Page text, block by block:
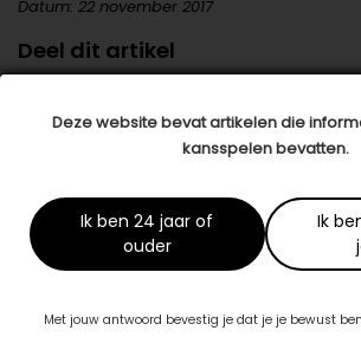
Deze website bevat artikelen die
kansspelen bevatten.
Ik ben 24 jaar of
ouder
Ik
Met jouw antwoord bevestig je dat je je bewust
Datum: 22 november 2017
Deel dit artikel
Dit artikel is tot stand gekomen in
www.babzorg.nl